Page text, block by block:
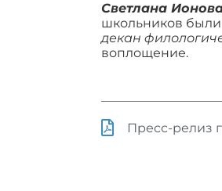
Светлана
школьников
декан
воплощение.
Пресс-релиз